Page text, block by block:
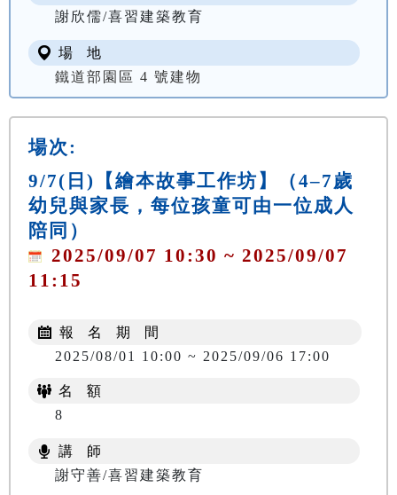
謝欣儒/喜習建築教育
場 地
鐵道部園區 4 號建物
場次:
9/7(日)【繪本故事工作坊】（4–7歲
幼兒與家長，每位孩童可由一位成人
陪同）
2025/09/07 10:30 ~ 2025/09/07
11:15
報 名 期 間
2025/08/01 10:00 ~ 2025/09/06 17:00
名 額
8
講 師
謝守善/喜習建築教育